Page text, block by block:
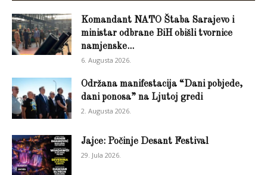
Komandant NATO Štaba Sarajevo i
ministar odbrane BiH obišli tvornice
namjenske...
6. Augusta 2026.
Održana manifestacija “Dani pobjede,
dani ponosa” na Ljutoj gredi
2. Augusta 2026.
Jajce: Počinje Desant Festival
29. Jula 2026.